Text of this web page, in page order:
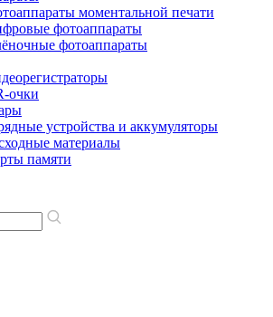
моментальной печати
фотоаппараты
фотоаппараты
очки
устройства и аккумуляторы
материалы
памяти